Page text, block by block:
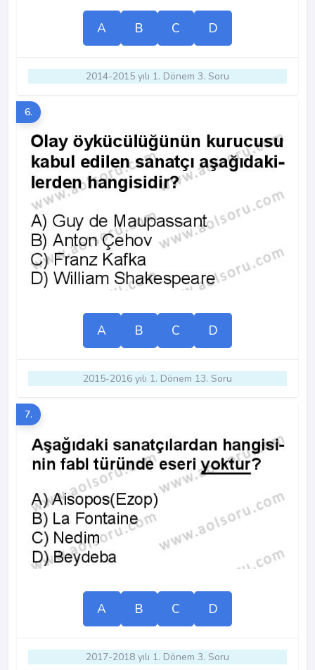
A B C D
2014-2015 yılı 1. Dönem 3. Soru
6.
A B C D
2015-2016 yılı 1. Dönem 13. Soru
7.
A B C D
2017-2018 yılı 1. Dönem 3. Soru